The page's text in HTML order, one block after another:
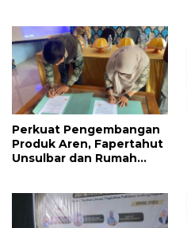
Perkuat Pengembangan
Produk Aren, Fapertahut
Unsulbar dan Rumah